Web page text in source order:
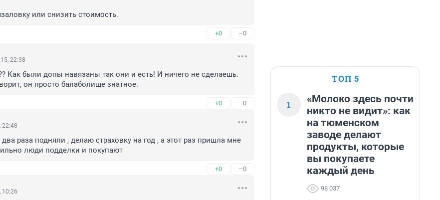
или снизить стоимость.
+0 –0
22:38
Как были допы навязаны так они и есть! И ничего не сделаешь.
он просто балаболище знатное.
+0 –0
22:48
раза подняли , делаю страховку на год , а этот раз пришла мне
люди подделки и покупают
+0 –0
10:26
ТОП 5
1
«Молоко здесь почти
никто не видит»: как
на тюменском
заводе делают
продукты, которые
вы покупаете
каждый день
98 037